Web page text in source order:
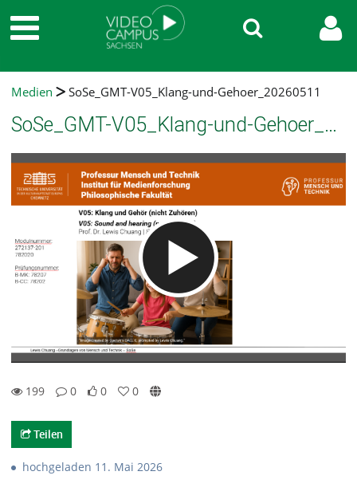
Medien SoSe_GMT-V05_Klang-und-Gehoer_20260511
SoSe_GMT-V05_Klang-und-Gehoer_20260511
199
0
0
0
Teilen
hochgeladen 11. Mai 2026